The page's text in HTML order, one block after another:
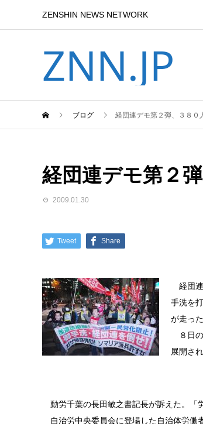
ZENSHIN NEWS NETWORK
ZNN.JP
ブログ 経団連デモ第２弾、３８０
経団連デモ第２
2009.01.30
Tweet Share
経団連
手洗を
が走った
８日の
展開さ
動労千葉の長田敏之書記長が訴えた。「
自治労中央委員会に登場した自治体労働